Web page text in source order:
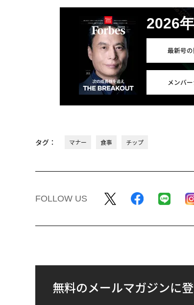
2026
最新号
メンバ
タグ： マナー 食事 チップ
FOLLOW US
無料のメールマガジンに